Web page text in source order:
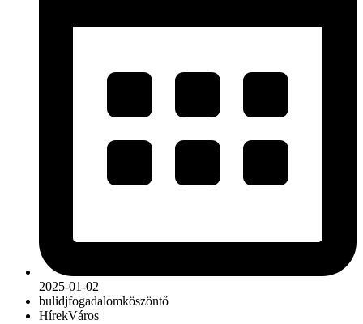
2025-01-02
bulidjfogadalomköszöntő
HírekVáros